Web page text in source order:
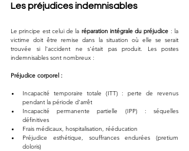
Les préjudices indemnisables
Le principe est celui de la réparation intégrale du préjudice : la
victime doit être remise dans la situation où elle se serait
trouvée si l'accident ne s'était pas produit. Les postes
indemnisables sont nombreux :
Préjudice corporel :
Incapacité temporaire totale (ITT) : perte de revenus
pendant la période d'arrêt
Incapacité permanente partielle (IPP) : séquelles
définitives
Frais médicaux, hospitalisation, rééducation
Préjudice esthétique, souffrances endurées (pretium
doloris)